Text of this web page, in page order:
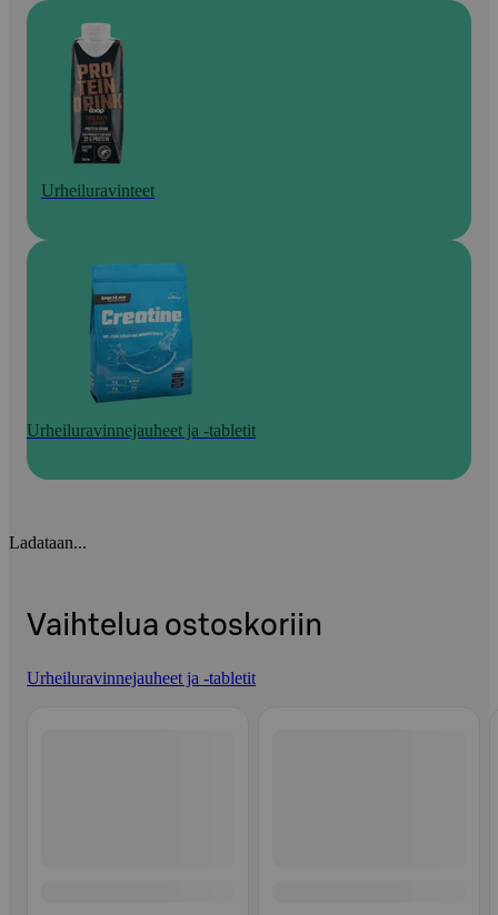
Urheiluravinteet
Urheiluravinnejauheet ja -tabletit
Ladataan...
Vaihtelua ostoskoriin
Urheiluravinnejauheet ja -tabletit